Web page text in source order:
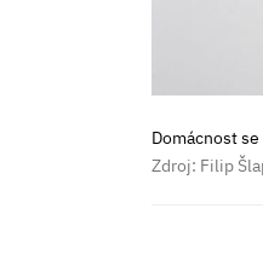
Domácnost
Zdroj: Filip